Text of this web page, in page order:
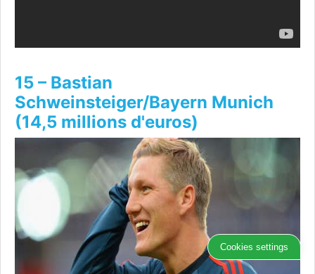
15 – Bastian
Schweinsteiger/Bayern Munich
(14,5 millions d'euros)
Cookies settings